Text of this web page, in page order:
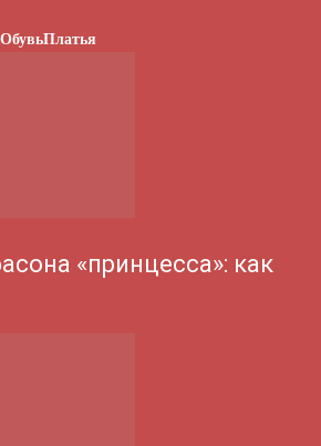
ОбувьПлатья
«принцесса»: как